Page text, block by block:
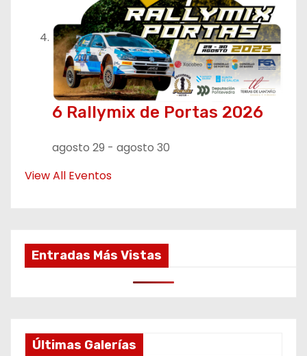
6 Rallymix de Portas 2026
agosto 29 - agosto 30
View All Eventos
Entradas Más Vistas
Últimas Galerías